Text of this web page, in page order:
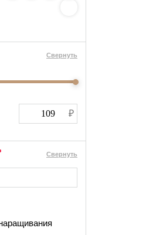
Cвернуть
Cвернуть